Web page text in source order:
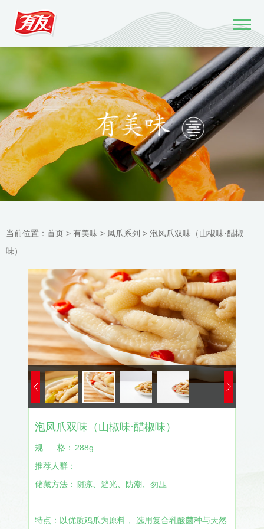
当前位置： 首页 > 有美味 > 凤爪系列 > 泡凤爪双味（山椒味·醋椒
味）
泡凤爪双味（山椒味·醋椒味）
规 格： 288g
推荐人群：
储藏方法： 阴凉、避光、防潮、勿压
特点：以优质鸡爪为原料， 选用复合乳酸菌种与天然